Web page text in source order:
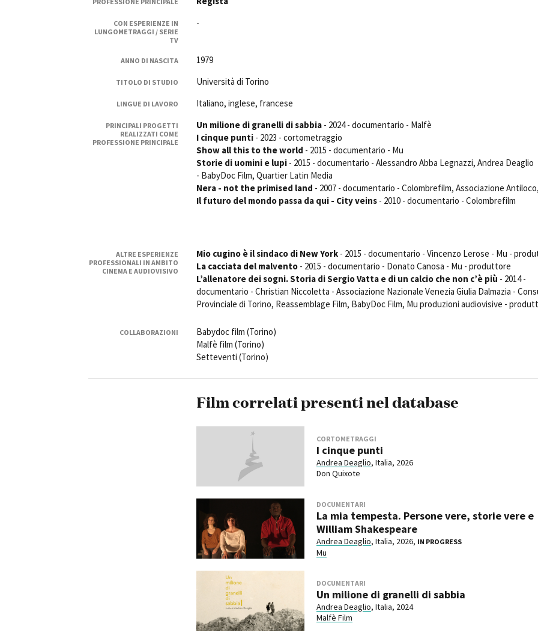
Bilancio sociale
Amministrazione trasparente
Bandi e gare
Location scouting
Spazi nella sede FCTP
Sala Casting
Sala Paolo Tenna
FILM FUNDS
Short Film Fund
CASTING
Anteprime in Piemonte
TFI Torino Film Industry - Production
La Grazia - Immagini e location della
Torino di Paolo Sorrentino
Open Day
Ciak in TOur!
Amministrazione trasparente Bandi e gare
CON ESPERIENZE IN
LUNGOMETRAGGI / SERIE
TV
-
ANNO DI NASCITA 1979
TITOLO DI STUDIO Università di Torino
LINGUE DI LAVORO Italiano, inglese, francese
PRINCIPALI PROGETTI
REALIZZATI COME
PROFESSIONE PRINCIPALE
Un milione di granelli di sabbia - 2024 - documentario - Malfè
I cinque punti- 2023 - cortometraggio
Show all this to the world - 2015 - documentario - Mu
Storie di uomini e lupi- 2015 - documentario - Alessandro Abba Legnazzi, Andrea Deaglio
- BabyDoc Film, Quartier Latin Media
Nera - not the primised land - 2007 - documentario - Colombrefilm, Associazione
Il futuro del mondo passa da qui - City veins- 2010 - documentario - Colombrefilm
ALTRE ESPERIENZE
PROFESSIONALI IN AMBITO
CINEMA E AUDIOVISIVO
Mio cugino è il sindaco di New York- 2015 - documentario - Vincenzo Lerose - Mu -
La cacciata del malvento- 2015 - documentario - Donato Canosa - Mu - produttore
L’allenatore dei sogni. Storia di Sergio Vatta e di un calcio che non c’è più - 2014 -
documentario - Christian Niccoletta - Associazione Nazionale Venezia Giulia Dalmazia -
Provinciale di Torino, Reassemblage Film, BabyDoc Film, Mu produzioni audiovisive -
COLLABORAZIONI
Babydoc film (Torino)
Malfè film (Torino)
Setteventi (Torino)
Film correlati presenti nel database
CORTOMETRAGGI
I cinque punti
Andrea Deaglio, Italia, 2026
Don Quixote
DOCUMENTARI
La mia tempesta. Persone vere, storie vere e
William Shakespeare
Andrea Deaglio, Italia, 2026, IN PROGRESS
Mu
DOCUMENTARI
Un milione di granelli di sabbia
Andrea Deaglio, Italia, 2024
Malfè Film